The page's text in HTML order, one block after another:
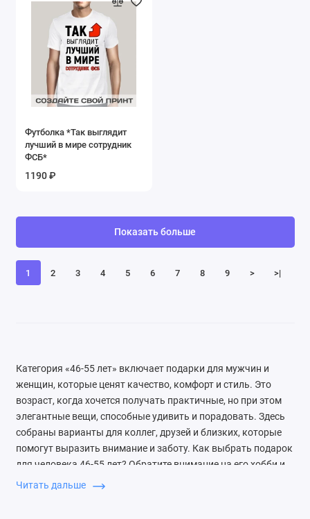
Футболка *Так выглядит
лучший в мире сотрудник
ФСБ*
1190 ₽
1 2 3 4 5 6 7 8 9 > >|
Показать больше
Категория «46-55 лет» включает подарки для мужчин и
женщин, которые ценят качество, комфорт и стиль. Это
возраст, когда хочется получать практичные, но при этом
элегантные вещи, способные удивить и порадовать. Здесь
собраны варианты для коллег, друзей и близких, которые
помогут выразить внимание и заботу. Как выбрать подарок
для человека 46-55 лет? Обратите внимание на его хобби и
образ жизни. Для активных людей подойдут товары для
Читать дальше